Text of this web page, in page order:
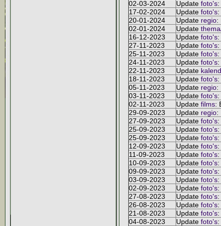
02-03-2024
Update foto's:
17-02-2024
Update foto's:
20-01-2024
Update regio:
02-01-2024
Update
16-12-2023
Update foto's:
27-11-2023
Update foto's:
25-11-2023
Update foto's:
24-11-2023
Update foto's:
22-11-2023
Update
18-11-2023
Update foto's:
05-11-2023
Update regio:
03-11-2023
Update foto's:
02-11-2023
Update films:
29-09-2023
Update regio:
27-09-2023
Update foto's:
25-09-2023
Update foto's:
25-09-2023
Update foto's:
12-09-2023
Update foto's:
11-09-2023
Update foto's:
10-09-2023
Update foto's:
09-09-2023
Update foto's:
03-09-2023
Update foto's:
02-09-2023
Update foto's:
27-08-2023
Update foto's:
26-08-2023
Update foto's:
21-08-2023
Update foto's:
04-08-2023
Update foto's: